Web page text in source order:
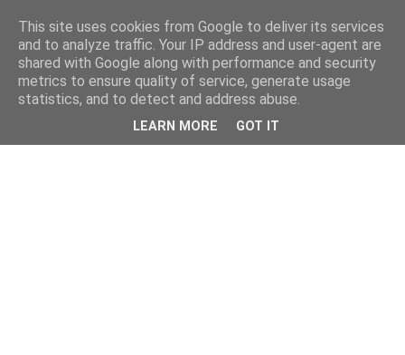
This site uses cookies from Google to deliver its services
and to analyze traffic. Your IP address and user-agent are
shared with Google along with performance and security
metrics to ensure quality of service, generate usage
statistics, and to detect and address abuse.
LEARN MORE GOT IT